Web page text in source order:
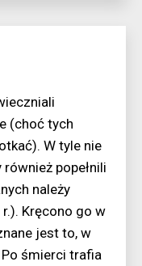
(choć tych
W tyle nie
popełnili
należy
Kręcono go w
jest to, w
śmierci trafia